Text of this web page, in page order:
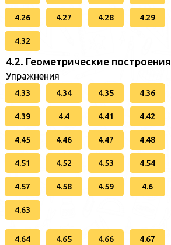
4.26 4.27 4.28 4.29
4.32
4.2. Геометрические построения
Упражнения
4.33 4.34 4.35 4.36
4.39 4.4 4.41 4.42
4.45 4.46 4.47 4.48
4.51 4.52 4.53 4.54
4.57 4.58 4.59 4.6
4.63
4.64 4.65 4.66 4.67